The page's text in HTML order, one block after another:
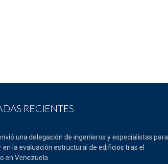
RECIENTES
una delegación de ingenieros y especialistas para
en la evaluación estructural de edificios tras el
en Venezuela